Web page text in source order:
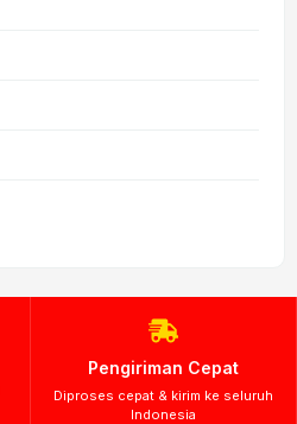
Pengiriman Cepat
Diproses cepat & kirim ke seluruh
Indonesia